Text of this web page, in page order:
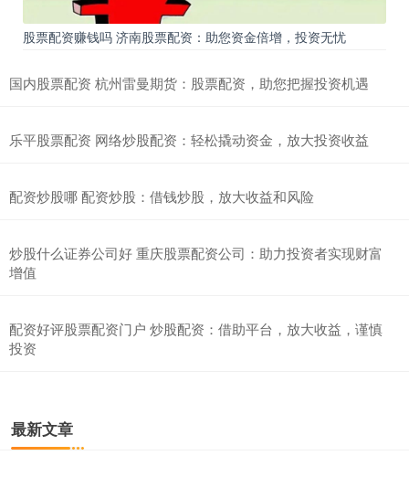
股票配资赚钱吗 济南股票配资：助您资金倍增，投资无忧
国内股票配资 杭州雷曼期货：股票配资，助您把握投资机遇
乐平股票配资 网络炒股配资：轻松撬动资金，放大投资收益
配资炒股哪 配资炒股：借钱炒股，放大收益和风险
炒股什么证券公司好 重庆股票配资公司：助力投资者实现财富
增值
配资好评股票配资门户 炒股配资：借助平台，放大收益，谨慎
投资
最新文章